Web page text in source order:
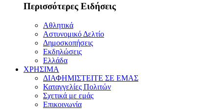
Περισσότερες Ειδήσεις
Αθλητικά
Αστυνομικό Δελτίο
Δημοσκοπήσεις
Εκδηλώσεις
Ελλάδα
ΧΡΗΣΙΜΑ
ΔΙΑΦΗΜΙΣΤΕΙΤΕ ΣΕ ΕΜΑΣ
Καταγγελίες Πολιτών
Σχετικά με εμάς
Επικοινωνία